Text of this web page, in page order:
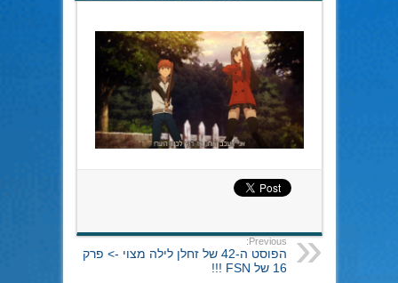
Previous:
הפוסט ה-42 של זחלן לילה מצוי -> פרק
16 של FSN !!!